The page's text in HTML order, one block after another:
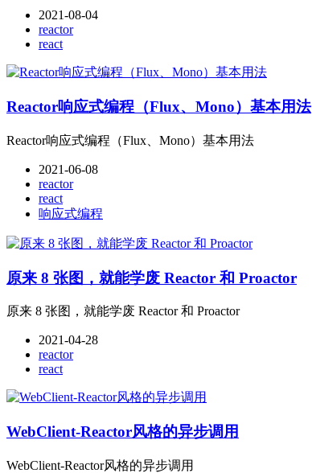
2021-08-04
reactor
react
Reactor响应式编程（Flux、Mono）基本用法
Reactor响应式编程（Flux、Mono）基本用法
2021-06-08
reactor
react
响应式编程
原来 8 张图，就能学废 Reactor 和 Proactor
原来 8 张图，就能学废 Reactor 和 Proactor
2021-04-28
reactor
react
WebClient-Reactor风格的异步调用
WebClient-Reactor风格的异步调用